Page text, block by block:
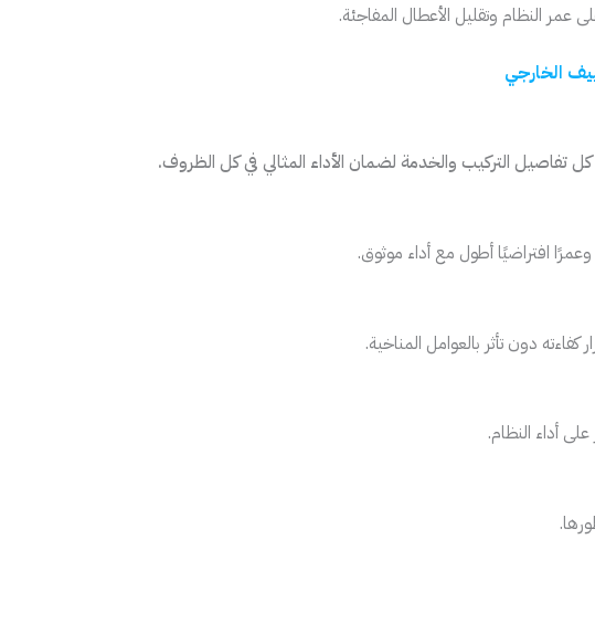
النظام وتقليل الأعطال المفاجئة.
الخارجي
تفاصيل التركيب والخدمة لضمان الأداء المثالي في كل الظروف.
افتراضيًا أطول مع أداء موثوق.
دون تأثر بالعوامل المناخية.
أداء النظام.